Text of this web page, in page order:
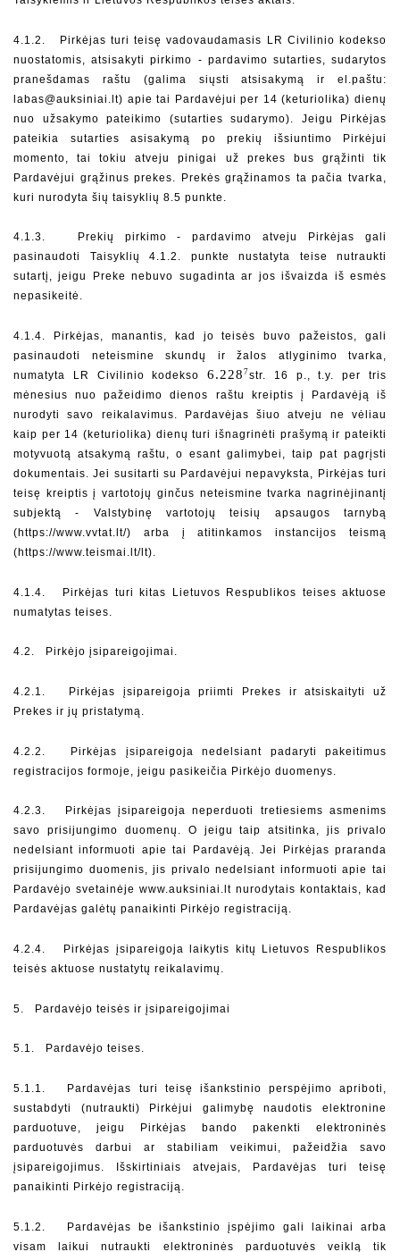
4.1.2.
Pirkėjas turi teisę vadovaudamasis LR Civilinio kodekso
nuostatomis, atsisakyti pirkimo - pardavimo sutarties, sudarytos
pranešdamas raštu (galima siųsti atsisakymą ir el.paštu:
labas@auksiniai.lt) apie tai Pardavėjui per 14 (keturiolika) dienų
nuo užsakymo pateikimo (sutarties sudarymo). Jeigu Pirkėjas
pateikia sutarties asisakymą po prekių išsiuntimo Pirkėjui
momento, tai tokiu atveju pinigai už prekes bus grąžinti tik
Pardavėjui grąžinus prekes. Prekės grąžinamos ta pačia tvarka,
kuri nurodyta šių taisyklių 8.5 punkte.
4.1.3.
Prekių pirkimo - pardavimo atveju Pirkėjas gali
pasinaudoti Taisyklių 4.1.2. punkte nustatyta teise nutraukti
sutartį, jeigu Preke nebuvo sugadinta ar jos išvaizda iš esmės
nepasikeitė.
4.1.4. Pirkėjas, manantis, kad jo teisės buvo pažeistos, gali
pasinaudoti neteismine skundų ir žalos atlyginimo tvarka,
numatyta LR Civilinio kodekso 6.2287str. 16 p., t.y. per tris
mėnesius nuo pažeidimo dienos raštu kreiptis į Pardavėją iš
nurodyti savo reikalavimus. Pardavėjas šiuo atveju ne vėliau
kaip per 14 (keturiolika) dienų turi išnagrinėti prašymą ir pateikti
motyvuotą atsakymą raštu, o esant galimybei, taip pat pagrįsti
dokumentais. Jei susitarti su Pardavėjui nepavyksta, Pirkėjas turi
teisę kreiptis į vartotojų ginčus neteismine tvarka nagrinėjinantį
subjektą - Valstybinę vartotojų teisių apsaugos tarnybą
(https://www.vvtat.lt/) arba į atitinkamos instancijos teismą
(https://www.teismai.lt/lt).
4.1.4.
Pirkėjas turi kitas Lietuvos Respublikos teises aktuose
numatytas teises.
4.2.   Pirkėjo įsipareigojimai.
4.2.1.
Pirkėjas įsipareigoja priimti Prekes ir atsiskaityti už
Prekes ir jų pristatymą.
4.2.2.
Pirkėjas įsipareigoja nedelsiant padaryti pakeitimus
registracijos formoje, jeigu pasikeičia Pirkėjo duomenys.
4.2.3.
Pirkėjas įsipareigoja neperduoti tretiesiems asmenims
savo prisijungimo duomenų. O jeigu taip atsitinka, jis privalo
nedelsiant informuoti apie tai Pardavėją. Jei Pirkėjas praranda
prisijungimo duomenis, jis privalo nedelsiant informuoti apie tai
Pardavėjo svetainėje www.auksiniai.lt nurodytais kontaktais, kad
Pardavėjas galėtų panaikinti Pirkėjo registraciją.
4.2.4.
Pirkėjas įsipareigoja laikytis kitų Lietuvos Respublikos
teisės aktuose nustatytų reikalavimų.
5. Pardavėjo teisės ir įsipareigojimai
5.1.   Pardavėjo teises.
5.1.1.
Pardavėjas turi teisę išankstinio perspėjimo apriboti,
sustabdyti (nutraukti) Pirkėjui galimybę naudotis elektronine
parduotuve, jeigu Pirkėjas bando pakenkti elektroninės
parduotuvės darbui ar stabiliam veikimui, pažeidžia savo
įsipareigojimus. Išskirtiniais atvejais, Pardavėjas turi teisę
panaikinti Pirkėjo registraciją.
5.1.2.
Pardavėjas be išankstinio įspėjimo gali laikinai arba
visam laikui nutraukti elektroninės parduotuvės veiklą tik